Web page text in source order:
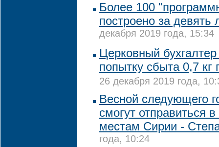
Более 100
построено за девять
декабря 2019 года, 15:34
Церковный
попытку сбыта 0,7 кг
26 декабря 2019 года,
Весной следующего
смогут отправиться
местам Сирии -
года, 10:24